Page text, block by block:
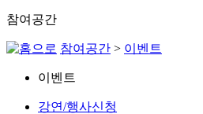
참여공간
참여공간 > 이벤트
이벤트
강연/행사신청